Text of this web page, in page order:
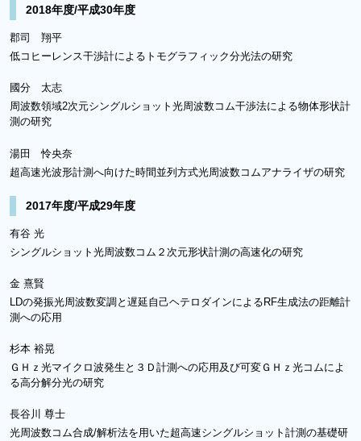
2018年度/平成30年度
郡司 翔平
低コヒーレンス干渉計によるトモグラフィック分光法の研究
國分 太志
周波数領域2次元シングルショット光周波数コム干渉法による物体形状計
測の研究
湯田 怜央奈
超高速光波形計測へ向けた時間並列方式光周波数コムアナライザの研究
2017年度/平成29年度
有谷 光
シングルショット光周波数コム２次元形状計測の高速化の研究
金 熹賢
LDの発振光周波数変調と遅延自己ヘテロダインによるRF生成法の距離計
測への応用
杉本 裕晃
ＧＨｚ光マイクロ波発生と３Ｄ計測への応用及び可変ＧＨｚ光コムによ
る高分解分光の研究
長谷川 尊士
光周波数コム合成/解析法を用いた超高速シングルショット計測の基礎研